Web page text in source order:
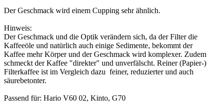
Der Geschmack wird einem Cupping sehr ähnlich.
Hinweis:
Der Geschmack und die Optik verändern sich, da der Filter die
Kaffeeöle und natürlich auch einige Sedimente, bekommt der
Kaffee mehr Körper und der Geschmack wird komplexer. Zudem
schmeckt der Kaffee "direkter" und unverfälscht. Reiner (Papier-)
Filterkaffee ist im Vergleich dazu feiner, reduzierter und auch
säurebetonter.
Passend für: Hario V60 02, Kinto, G70